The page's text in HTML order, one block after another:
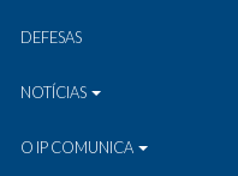
DEFESAS
NOTÍCIAS
O IP COMUNICA